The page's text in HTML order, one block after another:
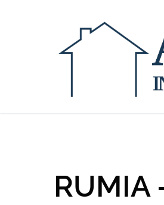
RUMIA